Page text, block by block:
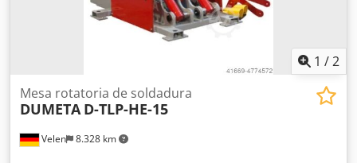
1 /2
Velen 8.328 km
Mesa rotatoria de soldadura
DUMETA D-TLP-HE-15